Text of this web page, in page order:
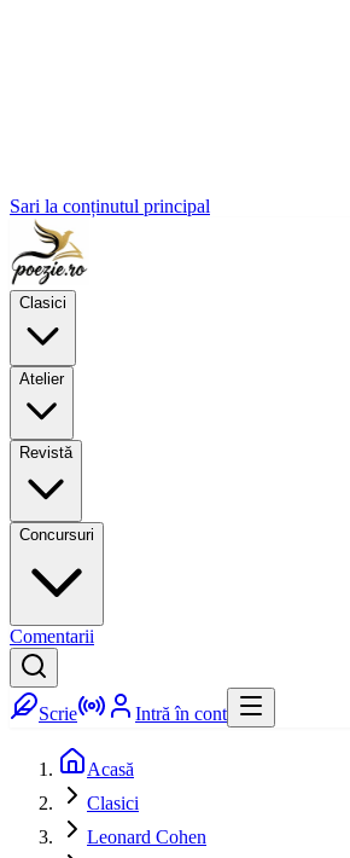
Sari la conținutul principal
Clasici
Atelier
Revistă
Concursuri
Comentarii
Scrie Intră în cont
Acasă
Clasici
Leonard Cohen